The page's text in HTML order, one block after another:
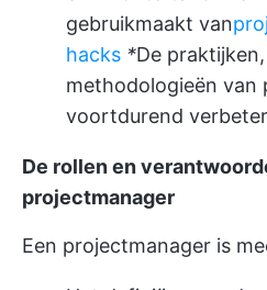
gebruikmaakt van
hacks *De
methodologieën van
voortdurend
De rollen en
projectmanager
Een projectmanager is